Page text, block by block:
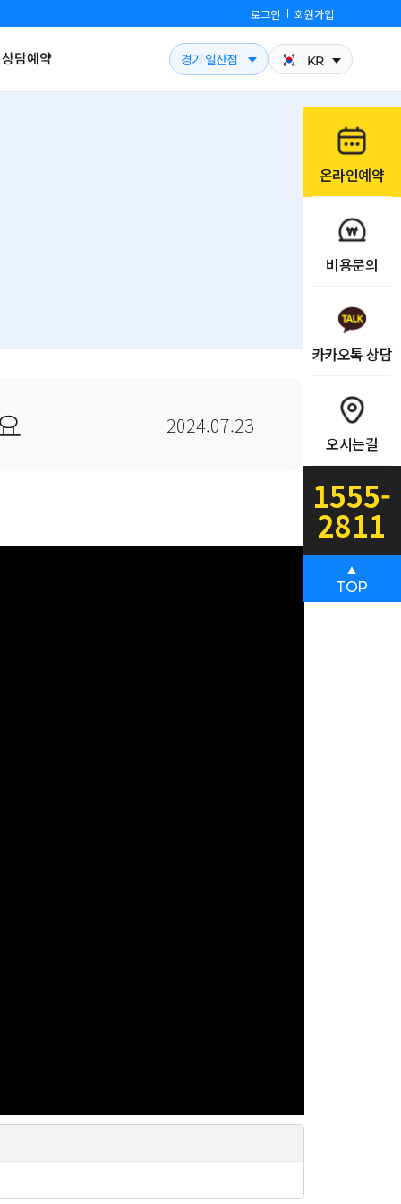
로그인 회원가입
상담예약 경기 일산점 KR
2024.07.23
온라인예약
비용문의
카카오톡 상담
오시는길
1555-
2811
▲
TOP